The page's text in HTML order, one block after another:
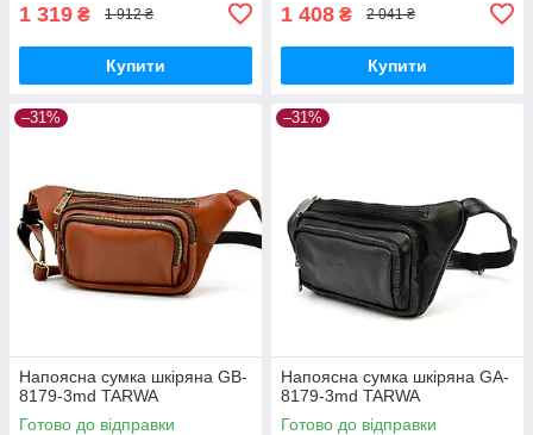
1 319 ₴ 1 912 ₴
Купити
1 408 ₴ 2 041 ₴
Купити
–31%
Напоясна сумка шкіряна GB-
8179-3md TARWA
Готово до відправки
–31%
Напоясна сумка шкіряна GA-
8179-3md TARWA
Готово до відправки